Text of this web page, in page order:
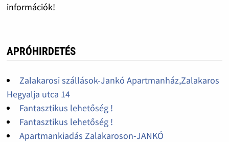
információk!
APRÓHIRDETÉS
Zalakarosi szállások-Jankó Apartmanház,Zalakaros
Hegyalja utca 14
Fantasztikus lehetőség !
Fantasztikus lehetőség !
Apartmankiadás Zalakaroson-JANKÓ